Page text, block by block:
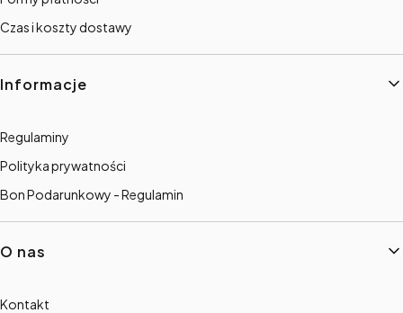
Czas i koszty dostawy
Informacje
Regulaminy
Polityka prywatności
Bon Podarunkowy - Regulamin
O nas
Kontakt